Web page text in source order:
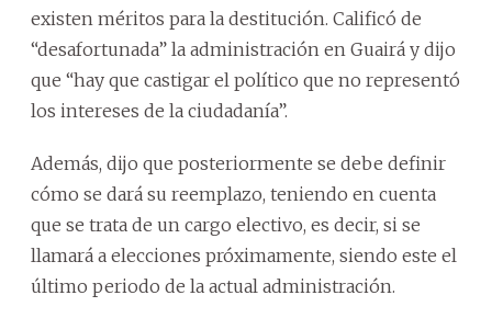
existen méritos para la destitución. Calificó de
“desafortunada” la administración en Guairá y dijo
que “hay que castigar el político que no representó
los intereses de la ciudadanía”.
Además, dijo que posteriormente se debe definir
cómo se dará su reemplazo, teniendo en cuenta
que se trata de un cargo electivo, es decir, si se
llamará a elecciones próximamente, siendo este el
último periodo de la actual administración.